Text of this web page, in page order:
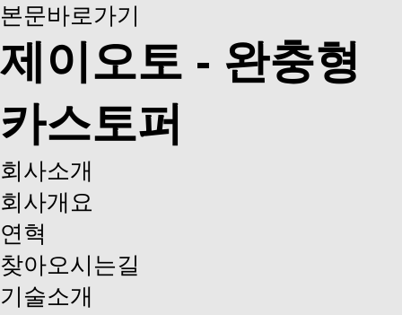
본문바로가기
제이오토 - 완충형
카스토퍼
회사소개
회사개요
연혁
찾아오시는길
기술소개